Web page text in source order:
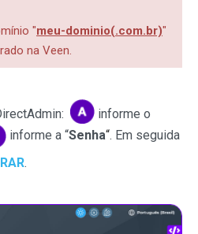
"meu-dominio(.com.br)"
na Veen.
informe o
informe a “Senha“. Em seguida
.